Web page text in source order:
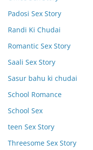
Padosi Sex Story
Randi Ki Chudai
Romantic Sex Story
Saali Sex Story
Sasur bahu ki chudai
School Romance
School Sex
teen Sex Story
Threesome Sex Story